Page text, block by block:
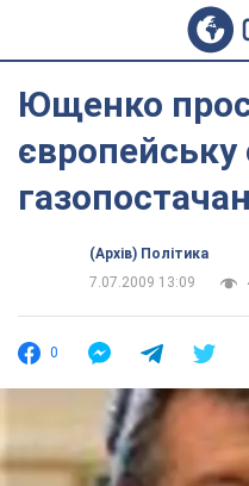
Ющенко
європейську
(Архів) Політика
7.07.2009 13:09
0